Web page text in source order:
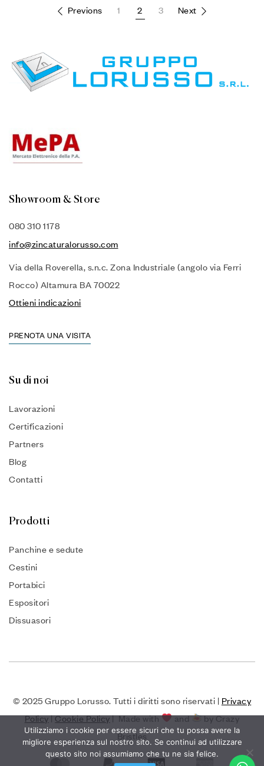
Previons 1 2 3 Next
Showroom & Store
080 310 1178
info@zincaturalorusso.com
Via della Roverella, s.n.c. Zona Industriale (angolo via Ferri
Rocco) Altamura BA 70022
Ottieni indicazioni
PRENOTA UNA VISITA
Su di noi
Lavorazioni
Certificazioni
Partners
Blog
Contatti
Prodotti
Panchine e sedute
Cestini
Portabici
Espositori
Dissuasori
© 2025 Gruppo Lorusso. Tutti i diritti sono riservati | Privacy
Policy|Cookie Policy| Made with and
by Crazy
Bristles
Utilizziamo i cookie per essere sicuri che tu possa avere la
migliore esperienza sul nostro sito. Se continui ad utilizzare
questo sito noi assumiamo che tu ne sia felice.